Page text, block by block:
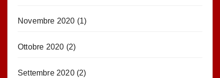
Novembre 2020 (1)
Ottobre 2020 (2)
Settembre 2020(2)